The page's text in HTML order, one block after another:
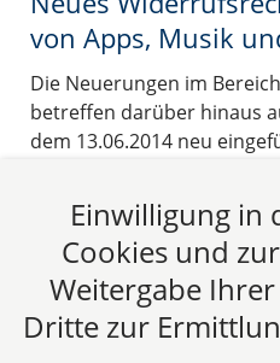
von Apps, Musik
Die Neuerungen im
betreffen darüber hinaus
dem 13.06.2014 neu
digitaler Inhalte wie
Books, Musik und Filme.
16.05.2014
Beitrag lesen
Einwilligung in
Cookies und
Weitergabe
Dritte zur